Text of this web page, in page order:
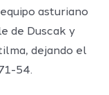
asturiano
de Duscak y
dejando el
54.